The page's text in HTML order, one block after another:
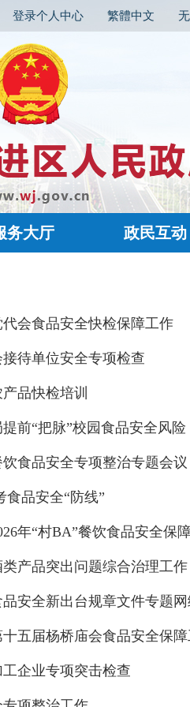
登录个人中心 繁體中文
务大厅 政民互动
会食品安全快检保障工作
待单位安全专项检查
品快检培训
前“把脉”校园食品安全风险
食品安全专项整治专题会议
食品安全“防线”
年“村BA”餐饮食品安全保
产品突出问题综合治理工作
安全新出台规章文件专题网
五届杨桥庙会食品安全保
企业专项突击检查